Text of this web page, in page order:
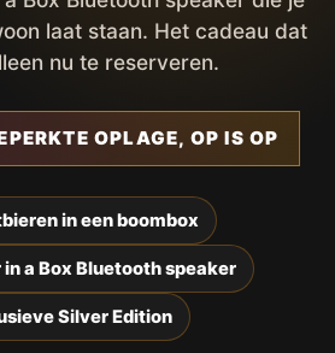
laat staan. Het cadeau dat
nu te reserveren.
OPLAGE, OP IS OP
in een boombox
in a Box Bluetooth speaker
Silver Edition